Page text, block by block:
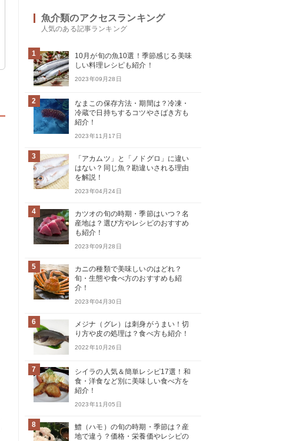
魚介類のアクセスランキング
人気のある記事ランキング
1
10月が旬の魚10選！季節感じる美味
しい料理レシピも紹介！
2023年09月28日
2
なまこの保存方法・期間は？冷凍・
冷蔵で日持ちするコツやさばき方も
紹介！
2023年11月17日
3
「アカムツ」と「ノドグロ」に違い
はない？同じ魚？勘違いされる理由
を解説！
2023年04月24日
4
カツオの旬の時期・季節はいつ？名
産地は？選び方やレシピのおすすめ
も紹介！
2023年09月28日
5
カニの種類で美味しいのはどれ？
旬・生態や食べ方のおすすめも紹
介！
2023年04月30日
6
メジナ（グレ）は刺身がうまい！切
り方や皮の処理は？食べ方も紹介！
2022年10月26日
7
シイラの人気＆簡単レシピ17選！和
食・洋食など別に美味しい食べ方を
紹介！
2023年11月05日
8
鱧（ハモ）の旬の時期・季節は？産
地で違う？価格・栄養価やレシピの